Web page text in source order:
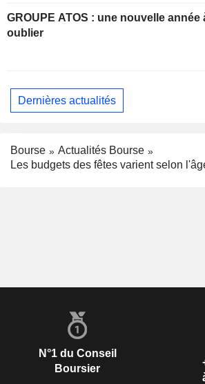
GROUPE ATOS : une nouvelle année à
oublier
Dernières actualités
Bourse
Actualités Bourse
Les budgets des fêtes varient selon
N°1 du Conseil
Boursier